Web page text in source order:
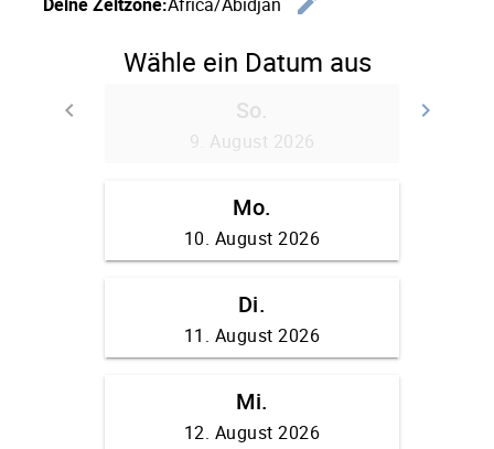
Preise für das Beckenbodentraining
Starker Beckenboden bei Rückenschmerzen
Starker Beckenboden für Frauen